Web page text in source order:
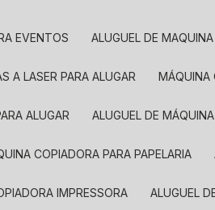
EVENTOS ALUGUEL DE
A LASER PARA ALUGAR
ALUGAR ALUGUEL DE
COPIADORA PARA PAPELARIA
IMPRESSORA ALUGUEL